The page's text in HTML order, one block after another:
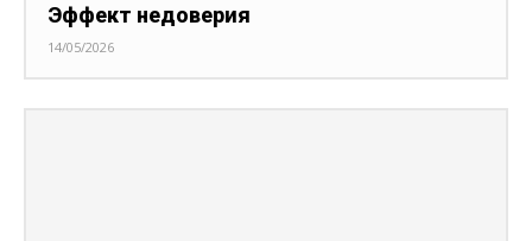
Эффект недоверия
14/05/2026